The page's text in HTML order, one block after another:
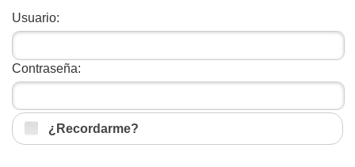
Usuario:
Contraseña:
¿Recordarme?